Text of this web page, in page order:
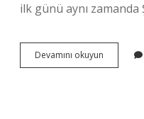
ilk günü aynı
Devamını okuyun
Nedir